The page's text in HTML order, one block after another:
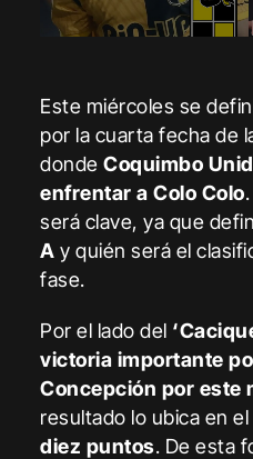
Este miércoles se
por la cuarta fecha de
dondeCoquimbo
enfrentar a Colo Colo
será clave, ya que
A y quién será el
fase.
Por el lado del
victoria importante
Concepción por este
resultado lo ubica en el
diez puntos. De esta